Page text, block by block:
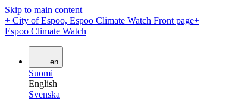
Skip to main content
+ City of Espoo, Espoo Climate Watch Front page+
Espoo Climate Watch
en
Suomi
English
Svenska